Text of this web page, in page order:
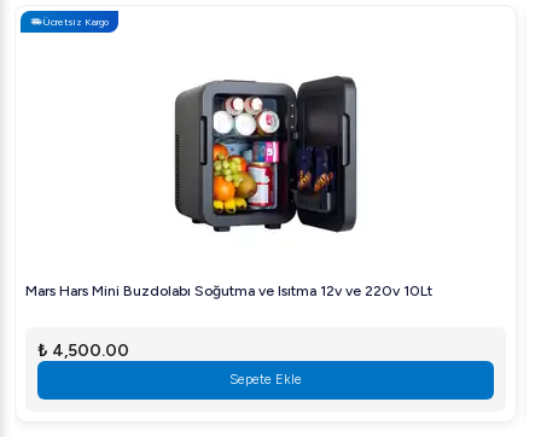
Ücretsiz Kargo
Mars Hars Mini Buzdolabı Soğutma ve Isıtma 12v ve 220v 10Lt
₺ 4,500.00
Sepete Ekle